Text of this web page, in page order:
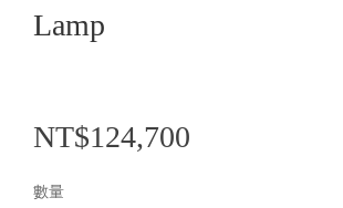
Lamp
NT$124,700
數量